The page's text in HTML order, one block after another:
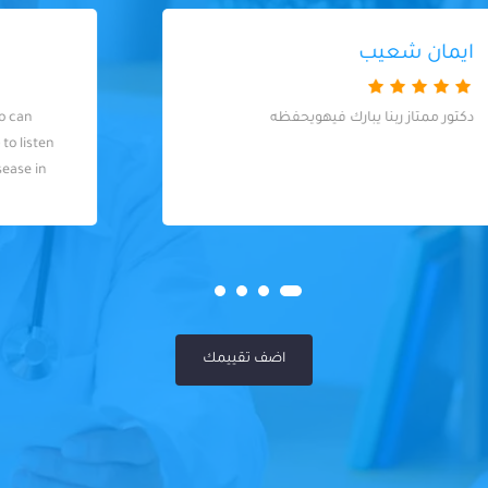
A good listener is a good talker who can
اضف تقييمك